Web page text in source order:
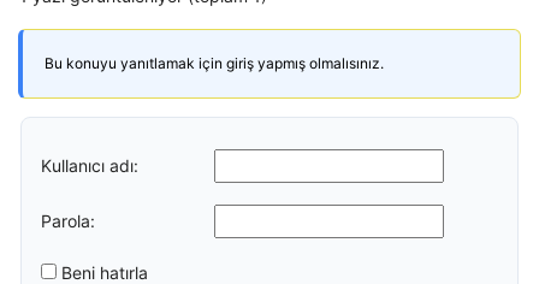
Bu konuyu yanıtlamak için giriş yapmış olmalısınız.
Kullanıcı adı:
Parola:
Beni hatırla